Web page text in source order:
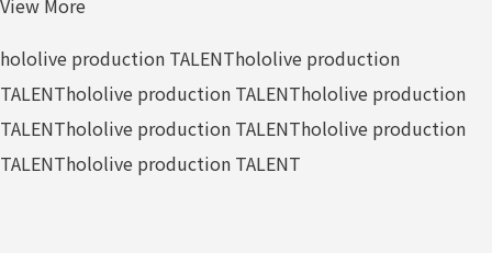
View More
hololive production TALENThololive production
TALENThololive production TALENThololive production
TALENThololive production TALENThololive production
TALENThololive production TALENT